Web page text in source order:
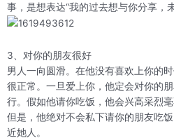
事，是想表达“我的过去想与你分享，
3、对你的朋友很好
男人一向圆滑。在他没有喜欢上你的
很正常。一旦爱上你，他定会对你的
行。假如他请你吃饭，他会兴高采烈
但是，他绝对不会私下请你的朋友吃
近她人。